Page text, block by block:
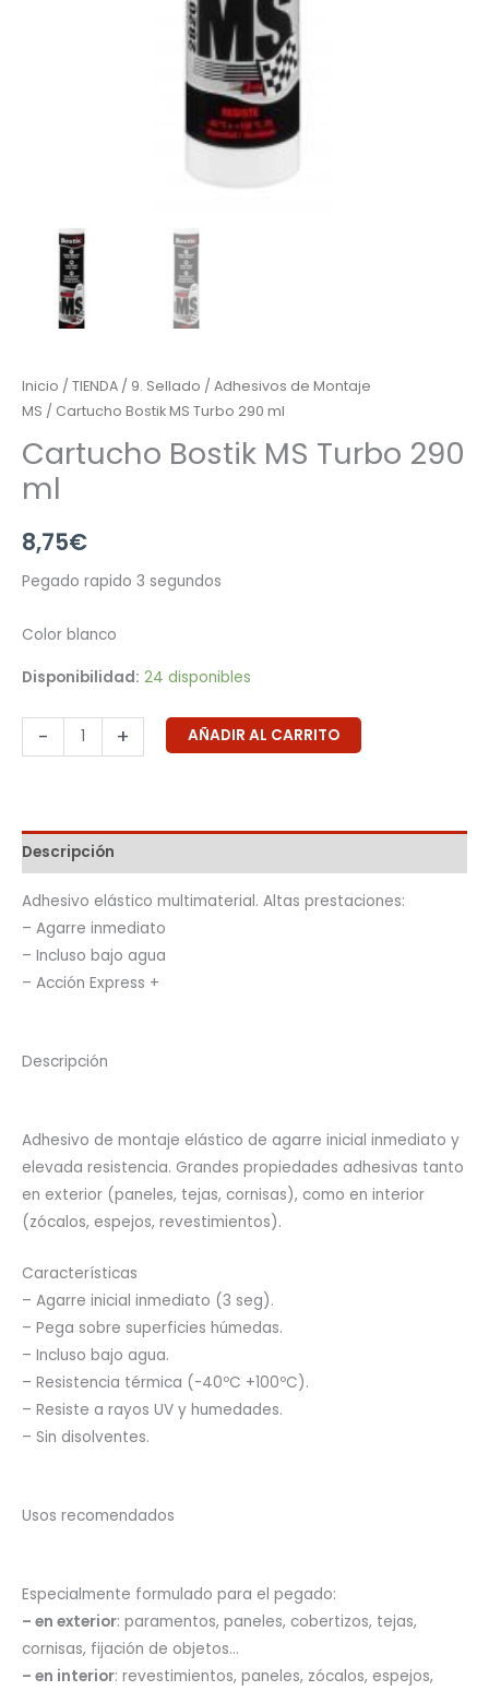
Inicio / TIENDA / 9. Sellado / Adhesivos de Montaje
MS / Cartucho Bostik MS Turbo 290 ml
Cartucho Bostik MS Turbo 290
ml
8,75€
Pegado rapido 3 segundos
Color blanco
Disponibilidad: 24 disponibles
- + AÑADIR AL CARRITO
Descripción
Adhesivo elástico multimaterial. Altas prestaciones:
– Agarre inmediato
– Incluso bajo agua
– Acción Express +
Descripción
Adhesivo de montaje elástico de agarre inicial inmediato y
elevada resistencia. Grandes propiedades adhesivas tanto
en exterior (paneles, tejas, cornisas), como en interior
(zócalos, espejos, revestimientos).
Características
– Agarre inicial inmediato (3 seg).
– Pega sobre superficies húmedas.
– Incluso bajo agua.
– Resistencia térmica (-40ºC +100ºC).
– Resiste a rayos UV y humedades.
– Sin disolventes.
Usos recomendados
Especialmente formulado para el pegado:
– en exterior: paramentos, paneles, cobertizos, tejas,
cornisas, fijación de objetos…
– en interior: revestimientos, paneles, zócalos, espejos,